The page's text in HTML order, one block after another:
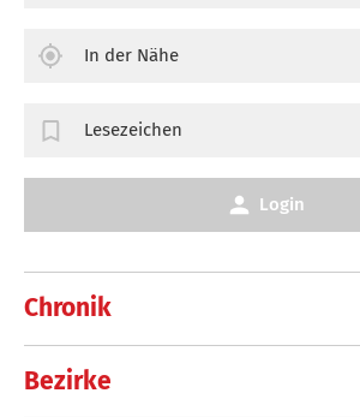
Chronik
Bezirke
In der Nähe
Lesezeichen
Login